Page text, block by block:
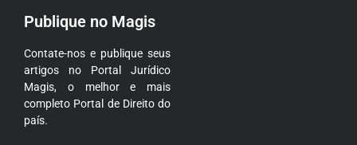
Publique no Magis
Contate-nos e publique seus
artigos no Portal Jurídico
Magis, o melhor e mais
completo Portal de Direito do
país.